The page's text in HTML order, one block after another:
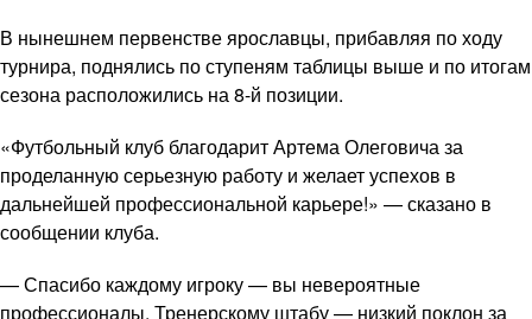
В нынешнем первенстве ярославцы, прибавляя по ходу
турнира, поднялись по ступеням таблицы выше и по итогам
сезона расположились на 8-й позиции.
«Футбольный клуб благодарит Артема Олеговича за
проделанную серьезную работу и желает успехов в
дальнейшей профессиональной карьере!» — сказано в
сообщении клуба.
— Спасибо каждому игроку — вы невероятные
профессионалы. Тренерскому штабу — низкий поклон за